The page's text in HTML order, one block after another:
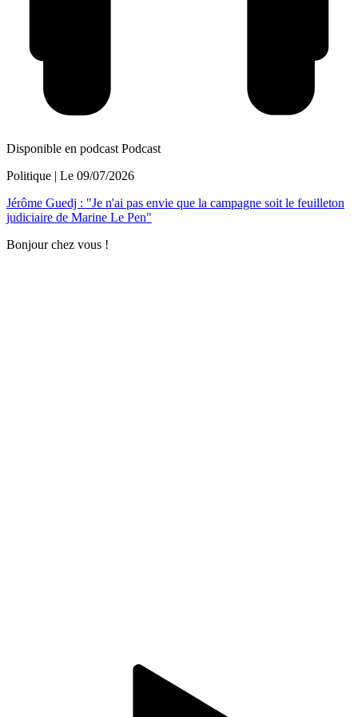
Disponible en podcast Podcast
Politique | Le 09/07/2026
Jérôme Guedj : "Je n'ai pas envie que la campagne soit le feuilleton
judiciaire de Marine Le Pen"
Bonjour chez vous !